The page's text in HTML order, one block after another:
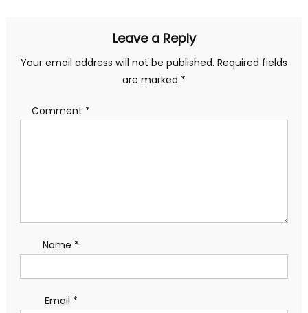
Leave a Reply
Your email address will not be published. Required fields
are marked *
Comment *
Name *
Email *